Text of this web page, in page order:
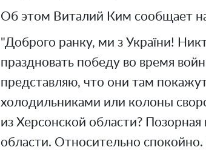
Об этом Виталий Ким сообщает на
"Доброго ранку, ми з України!
праздновать победу во время
представляю, что они там
холодильниками или колоны
из Херсонской области?
области. Относительно